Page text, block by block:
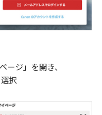
ージ」を開き、
択